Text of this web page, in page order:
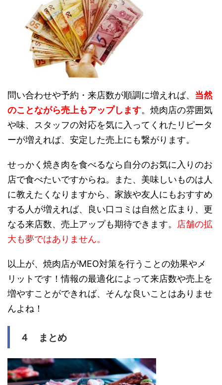
問い合わせや予約・来店数が順調に増えれば、 当然
のことながら売上もアップします。焼肉店の雰囲気
や味、スタッフの対応を気に入ってくれたリピータ
ーが増えれば、安定した売上にも繋がります。
せっかく焼き肉を食べるなら自分のお気に入りのお
店で食べたいですからね。また、美味しいものは人
に教えたくなりますから、家族や友人にもおすすめ
する人が増えれば、良い口コミは自然と広まり、更
なる来店数、売上アップも期待できます。 店舗の拡
大も夢ではありません。
以上が、焼肉店がMEO対策を行うことの効果やメ
リットです！情報の最適化によって来店数や売上を
増やすことができれば、そんな良いことはありませ
んよね！
４ まとめ